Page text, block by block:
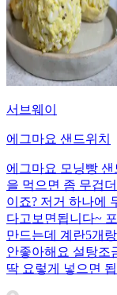
서브웨이
에그마요 샌드위치
에그마요 모닝빵
을 먹으면 좀 무겁
이죠? 저거 하나에
다고보면됩니다~
만드는데 계란5개
안좋아해요 설탕조
딱 요렇게 넣으면